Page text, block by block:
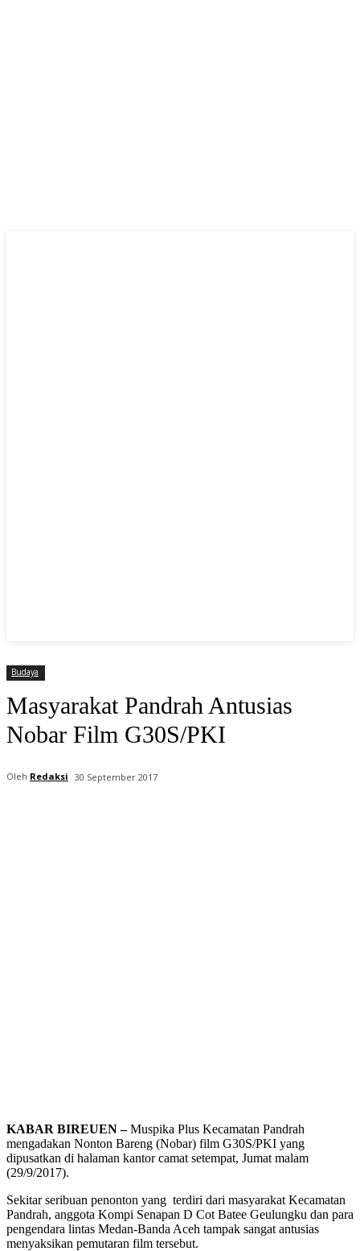
Budaya
Masyarakat Pandrah Antusias
Nobar Film G30S/PKI
Oleh Redaksi 30 September 2017
KABAR BIREUEN –Muspika Plus Kecamatan Pandrah
mengadakan Nonton Bareng (Nobar) film G30S/PKI yang
dipusatkan di halaman kantor camat setempat, Jumat malam
(29/9/2017).
Sekitar seribuan penonton yang terdiri dari masyarakat Kecamatan
Pandrah, anggota Kompi Senapan D Cot Batee Geulungku dan para
pengendara lintas Medan-Banda Aceh tampak sangat antusias
menyaksikan pemutaran film tersebut.